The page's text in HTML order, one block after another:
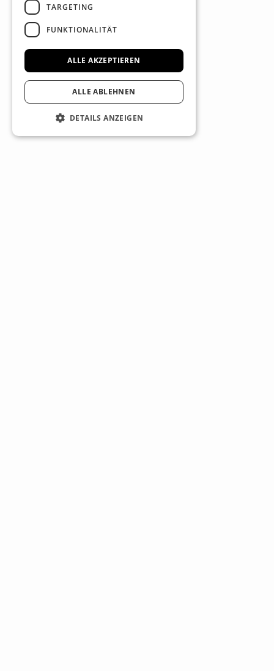
TARGETING
FUNKTIONALITÄT
ALLE AKZEPTIEREN
ALLE ABLEHNEN
DETAILS ANZEIGEN